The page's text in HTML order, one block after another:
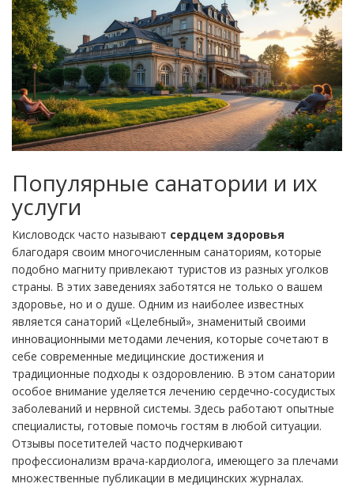
Популярные санатории и их
услуги
Кисловодск часто называют сердцем здоровья
благодаря своим многочисленным санаториям, которые
подобно магниту привлекают туристов из разных уголков
страны. В этих заведениях заботятся не только о вашем
здоровье, но и о душе. Одним из наиболее известных
является санаторий «Целебный», знаменитый своими
инновационными методами лечения, которые сочетают в
себе современные медицинские достижения и
традиционные подходы к оздоровлению. В этом санатории
особое внимание уделяется лечению сердечно-сосудистых
заболеваний и нервной системы. Здесь работают опытные
специалисты, готовые помочь гостям в любой ситуации.
Отзывы посетителей часто подчеркивают
профессионализм врача-кардиолога, имеющего за плечами
множественные публикации в медицинских журналах.